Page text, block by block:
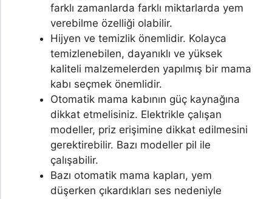
farklı zamanlarda farklı miktarlarda yem
verebilme özelliği olabilir.
Hijyen ve temizlik önemlidir. Kolayca
temizlenebilen, dayanıklı ve yüksek
kaliteli malzemelerden yapılmış bir mama
kabı seçmek önemlidir.
Otomatik mama kabının güç kaynağına
dikkat etmelisiniz. Elektrikle çalışan
modeller, priz erişimine dikkat edilmesini
gerektirebilir. Bazı modeller pil ile
çalışabilir.
Bazı otomatik mama kapları, yem
düşerken çıkardıkları ses nedeniyle